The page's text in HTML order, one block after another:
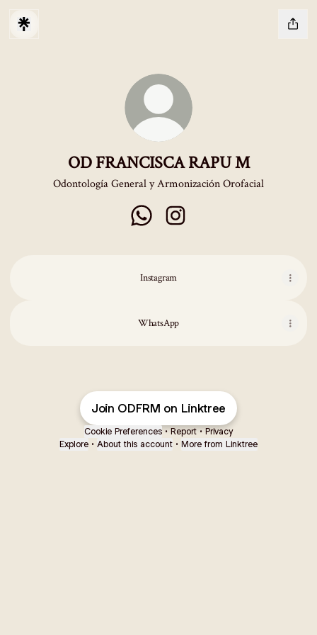
OD FRANCISCA RAPU M
Odontología General y Armonización Orofacial
Instagram
WhatsApp
Join ODFRM on Linktree
Cookie Preferences • Report • Privacy
Explore • About this account • More from Linktree